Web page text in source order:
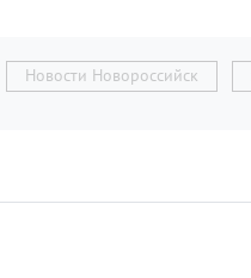
Новости Новороссийск